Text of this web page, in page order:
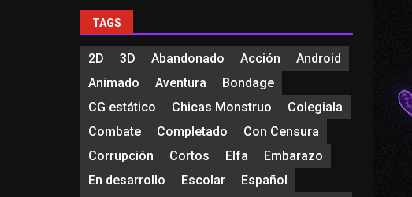
TAGS
2D 3D Abandonado Acción
Android
Animado
Aventura
Bondage
CG estático
Chicas Monstruo
Colegiala
Combate
Completado
Con Censura
Corrupción
Cortos Elfa
Embarazo
En desarrollo
Escolar
Español